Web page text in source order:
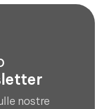
nostre